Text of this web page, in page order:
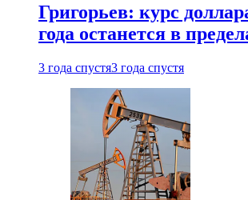
Григорьев: курс
года останется в
3 года спустя3 года спустя